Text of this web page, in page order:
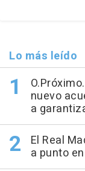
Lo más leído
nuevo
a
El Real
a punto